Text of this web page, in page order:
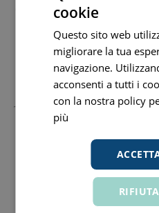
esclusivamente igienica.
di qualsiasi
Conservare in luoghi
Sergio Brogi E Figli
Sede Legale E Amm.Va: Via
50041 Calenzano Fi 055-
cookie
Questo sito web
migliorare la tua
navigazione.
acconsenti a tutti i
con la nostra policy
più